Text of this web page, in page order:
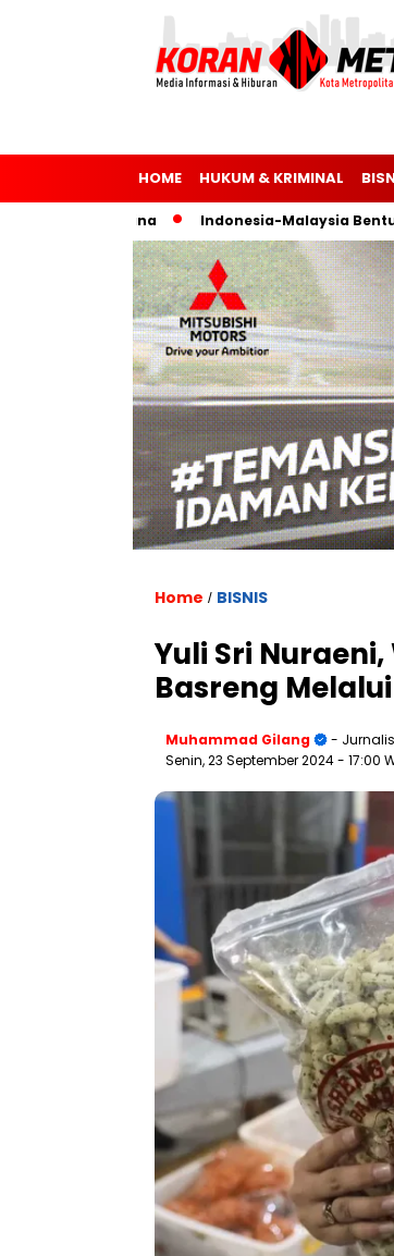
HOME HUKUM & KRIMINAL
Indonesia-Malaysia Bentuk
Home / BISNIS
Yuli Sri
Basreng
Muhammad Gilang
- Jurnalis
Senin, 23 September 2024- 17:00